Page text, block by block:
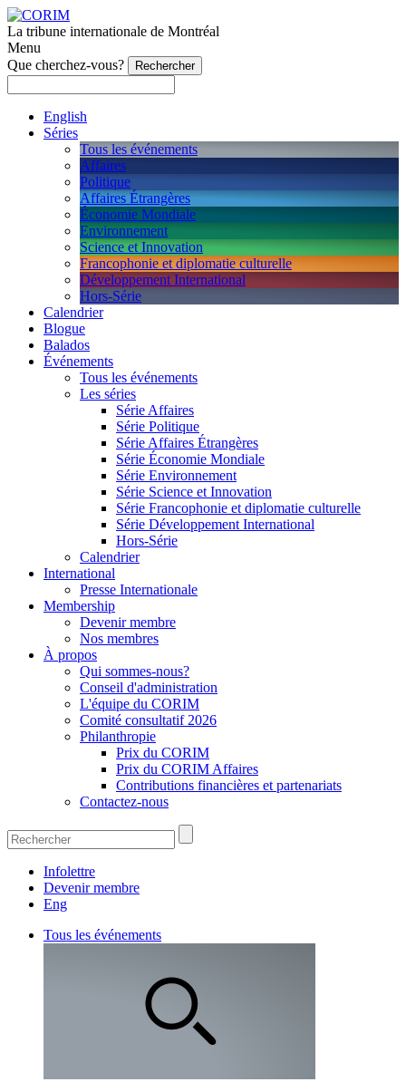
La tribune internationale de Montréal
Menu
Que cherchez-vous?
English
Séries
Tous les événements
Affaires
Politique
Affaires Étrangères
Économie Mondiale
Environnement
Science et Innovation
Francophonie et diplomatie culturelle
Développement International
Hors-Série
Calendrier
Blogue
Balados
Événements
Tous les événements
Les séries
Série Affaires
Série Politique
Série Affaires Étrangères
Série Économie Mondiale
Série Environnement
Série Science et Innovation
Série Francophonie et diplomatie culturelle
Série Développement International
Hors-Série
Calendrier
International
Presse Internationale
Membership
Devenir membre
Nos membres
À propos
Qui sommes-nous?
Conseil d'administration
L'équipe du CORIM
Comité consultatif 2026
Philanthropie
Prix du CORIM
Prix du CORIM Affaires
Contributions financières et partenariats
Contactez-nous
Infolettre
Devenir membre
Eng
Tous les événements